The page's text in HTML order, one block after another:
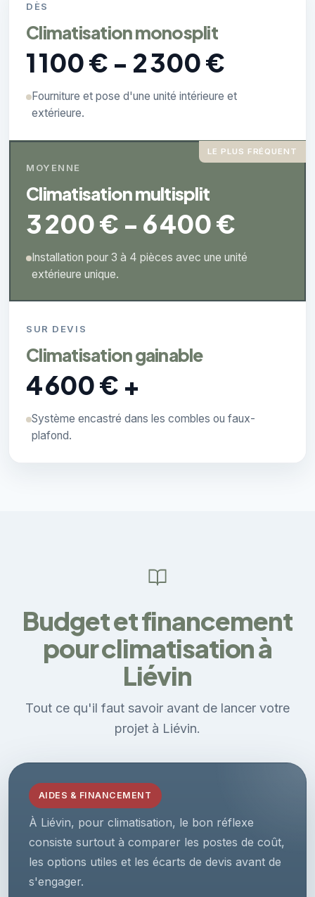
DÈS
Climatisation monosplit
1 100 € - 2 300 €
Fourniture et pose d'une unité intérieure et
extérieure.
LE PLUS FRÉQUENT
MOYENNE
Climatisation multisplit
3 200 € - 6 400 €
Installation pour 3 à 4 pièces avec une unité
extérieure unique.
SUR DEVIS
Climatisation gainable
4 600 € +
Système encastré dans les combles ou faux-
plafond.
Budget et financement
pour climatisation à
Liévin
Tout ce qu'il faut savoir avant de lancer votre
projet à Liévin.
AIDES & FINANCEMENT
À Liévin, pour climatisation, le bon réflexe
consiste surtout à comparer les postes de coût,
les options utiles et les écarts de devis avant de
s'engager.